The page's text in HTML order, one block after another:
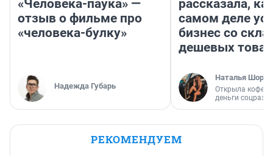
«Человека-паука» —
отзыв о фильме про
«человека-булку»
Надежда Губарь
рассказала,
самом деле
бизнес со
дешевых
Наталья
Открыла
деньги
РЕКОМЕНДУЕМ